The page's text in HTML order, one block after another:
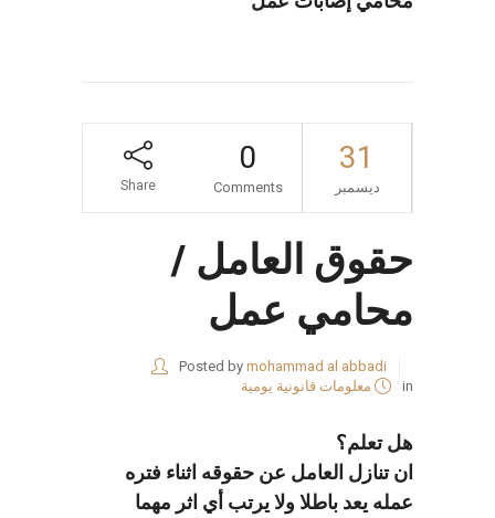
31
ديسمبر
0
Comments
Share
حقوق العامل /
محامي عمل
Posted by mohammad al abbadi
in
معلومات قانونية يومية
هل تعلم؟
ان تنازل العامل عن حقوقه اثناء فتره
عمله يعد باطلا ولا يرتب أي اثر مهما